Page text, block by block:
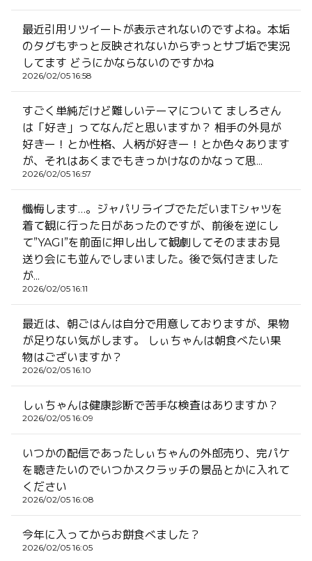
最近引用リツイートが表示されないのですよね。本垢
のタグもずっと反映されないからずっとサブ垢で実況
してます どうにかならないのですかね
2026/02/05 16:58
すごく単純だけど難しいテーマについて ましろさん
は「好き」ってなんだと思いますか？ 相手の外見が
好きー！とか性格、人柄が好きー！とか色々あります
が、それはあくまでもきっかけなのかなって思...
2026/02/05 16:57
懺悔します…。ジャパリライブでただいまTシャツを
着て観に行った日があったのですが、前後を逆にし
て”YAGI”を前面に押し出して観劇してそのままお見
送り会にも並んでしまいました。後で気付きました
が...
2026/02/05 16:11
最近は、朝ごはんは自分で用意しておりますが、果物
が足りない気がします。 しぃちゃんは朝食べたい果
物はございますか？
2026/02/05 16:10
しぃちゃんは健康診断で苦手な検査はありますか？
2026/02/05 16:09
いつかの配信であったしぃちゃんの外郎売り、完パケ
を聴きたいのでいつかスクラッチの景品とかに入れて
ください
2026/02/05 16:08
今年に入ってからお餅食べました？
2026/02/05 16:05